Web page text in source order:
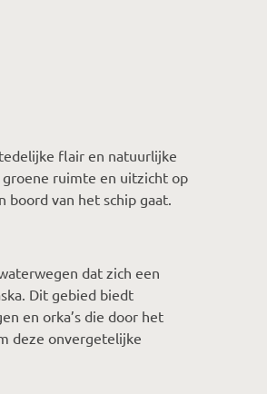
flair en natuurlijke
groene ruimte en uitzicht op
boord van het schip gaat.
dat zich een
Dit gebied biedt
en orka’s die door het
deze onvergetelijke